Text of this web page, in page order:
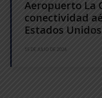
Aeropuerto La
conectividad
Estados Unidos
15 DE JULIO DE 2026